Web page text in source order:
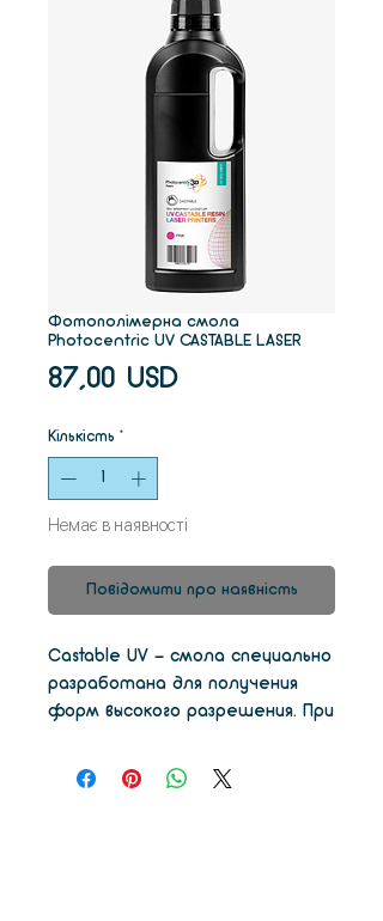
Фотополімерна смола
Photocentric UV CASTABLE LASER
87,00 USDЦіна
Кількість *
Немає в наявності
Повідомити про наявність
Castable UV - смола специально
разработана для получения
форм высокого разрешения. При
оставляет золы и равномерно
создает газ при повышении